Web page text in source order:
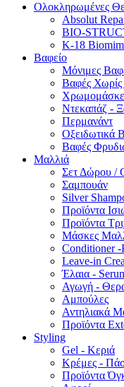
Ολοκληρωμένες
Absolut
BIO-
K-18
Βαφείο
Μόνιμες
Βαφές
Ντεκαπάζ -
Περμανάντ
Οξειδωτικά
Βαφές
Μαλλιά
Σετ Δώρου /
Σαμπουάν
Silver
Προϊόντα
Προϊόντα
Μάσκες
Conditioner
Leave-in
Έλαια -
Αγωγή -
Αμπούλες
Αντηλιακά
Προϊόντα
Styling
Gel - Κεριά
Κρέμες -
Προϊόντα